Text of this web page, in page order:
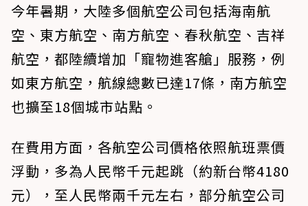
今年暑期，大陸多個航空公司包括海南航
空、東方航空、南方航空、春秋航空、吉祥
航空，都陸續增加「寵物進客艙」服務，例
如東方航空，航線總數已達17條，南方航空
也擴至18個城市站點。
在費用方面，各航空公司價格依照航班票價
浮動，多為人民幣千元起跳（約新台幣4180
元），至人民幣兩千元左右，部分航空公司